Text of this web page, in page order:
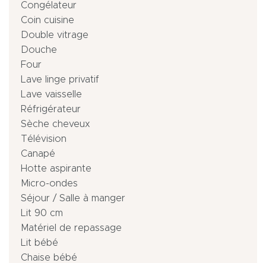
Congélateur
Coin cuisine
Double vitrage
Douche
Four
Lave linge privatif
Lave vaisselle
Réfrigérateur
Sèche cheveux
Télévision
Canapé
Hotte aspirante
Micro-ondes
Séjour / Salle à manger
Lit 90 cm
Matériel de repassage
Lit bébé
Chaise bébé